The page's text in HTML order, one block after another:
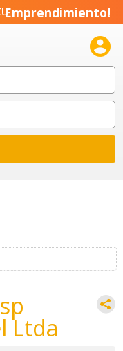
Emprendimiento!

Ltda